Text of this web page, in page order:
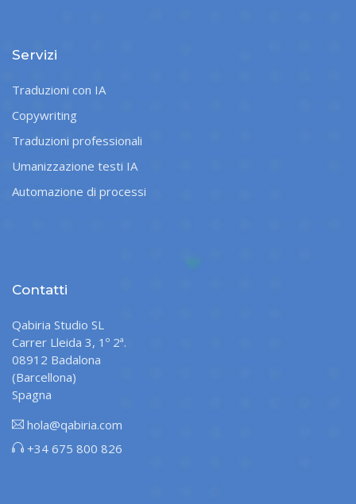
Servizi
Traduzioni con IA
Copywriting
Traduzioni professionali
Umanizzazione testi IA
Automazione di processi
Contatti
Qabiria Studio SL
Carrer Lleida 3, 1º 2ª.
08912 Badalona
(Barcellona)
Spagna
hola@qabiria.com
+34 675 800 826